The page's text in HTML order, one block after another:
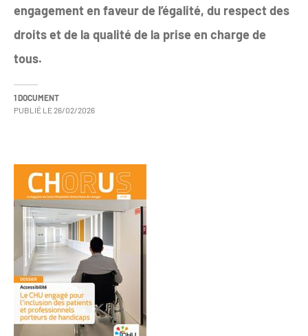
engagement en faveur de l’égalité, du respect des
droits et de la qualité de la prise en charge de
tous.
1 DOCUMENT
PUBLIÉ LE26/02/2026